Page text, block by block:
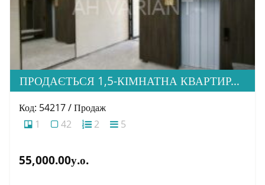
ПРОДАЄТЬСЯ 1,5-КІМНАТНА КВАРТИРА В НОВОБУДОВІ ЖК «ЗАГОРСЬКА»
Код: 54217 / Продаж
1
42 2 5
55,000.00у.о.